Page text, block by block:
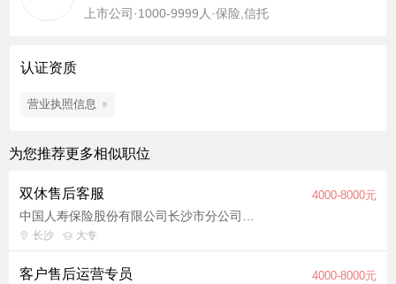
上市公司·1000-9999人·保险,信托
认证资质
营业执照信息
为您推荐更多相似职位
双休售后客服 4000-8000元
长沙 大专
客户售后运营专员 4000-8000元